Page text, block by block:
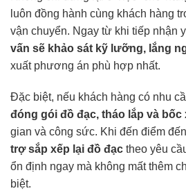
luôn đồng hành cùng khách hàng
vận chuyển. Ngay từ khi tiếp nhận
vấn sẽ khảo sát kỹ lưỡng, lắng
xuất phương án phù hợp nhất.
Đặc biệt, nếu khách hàng có nhu
đóng gói đồ đạc, tháo lắp và bốc
gian và công sức. Khi đến điểm
trợ sắp xếp lại đồ đạc theo yêu
ổn định ngay mà không mất thêm
biệt.